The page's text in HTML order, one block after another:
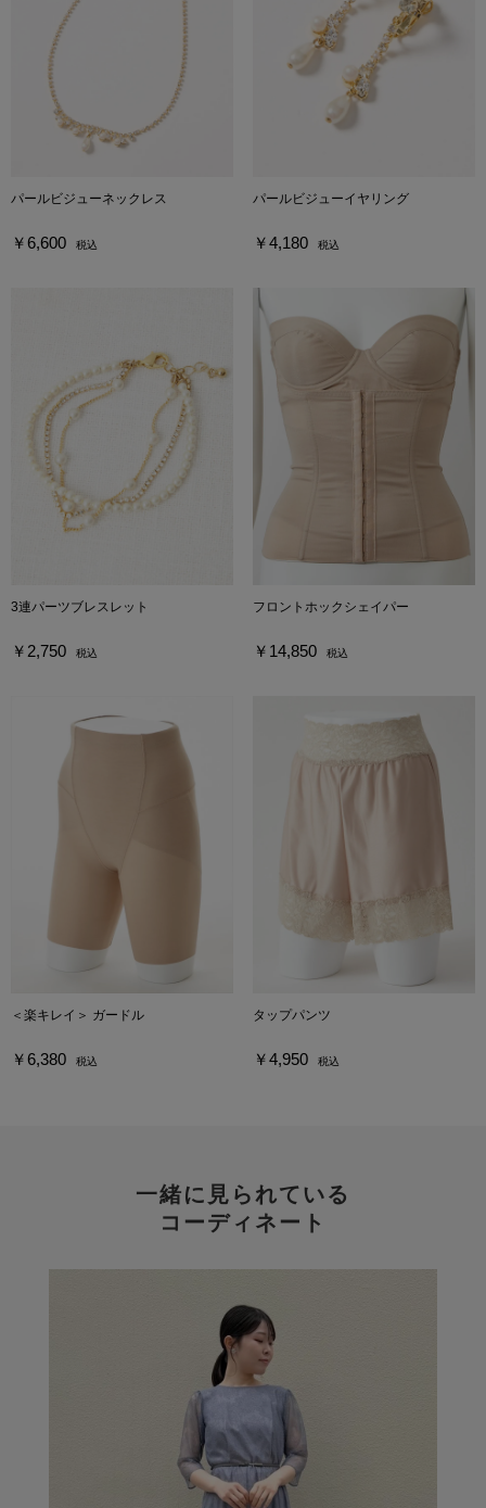
パールビジューネックレス
￥6,600 税込
パールビジューイヤリング
￥4,180 税込
3連パーツブレスレット
￥2,750 税込
フロントホックシェイパー
￥14,850 税込
＜楽キレイ＞ ガードル
￥6,380 税込
タップパンツ
￥4,950 税込
一緒に見られている
コーディネート